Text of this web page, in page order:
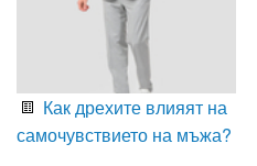
Как дрехите влияят на
самочувствието на мъжа?